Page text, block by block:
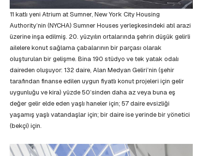
11 katlı yeni Atrium at Sumner, New York City Housing
Authority’nin (NYCHA) Sumner Houses yerleşkesindeki atıl arazi
üzerine inşa edilmiş. 20. yüzyılın ortalarında şehrin düşük gelirli
ailelere konut sağlama çabalarının bir parçası olarak
oluşturulan bir gelişme. Bina 190 stüdyo ve tek yatak odalı
daireden oluşuyor: 132 daire, Alan Medyan Geliri’nin (şehir
tarafından finanse edilen uygun fiyatlı konut projeleri için gelir
uygunluğu ve kira) yüzde 50’sinden daha az veya buna eş
değer gelir elde eden yaşlı haneler için; 57 daire evsizliği
yaşamış yaşlı vatandaşlar için; bir daire ise yerinde bir yönetici
(bekçi) için.